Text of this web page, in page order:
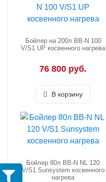
Бойлер на 200л BB-N 100
V/S1 UP косвенного нагрева
76 800 руб.
В корзину
Бойлер 80л BB-N NL 120
V/S1 Sunsystem косвенного
нагрева